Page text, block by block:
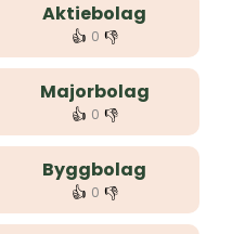
Aktiebolag
👍 0 👎
Majorbolag
👍 0 👎
Byggbolag
👍 0 👎